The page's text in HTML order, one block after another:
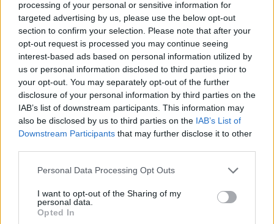
processing of your personal or sensitive information for
targeted advertising by us, please use the below opt-out
section to confirm your selection. Please note that after your
opt-out request is processed you may continue seeing
interest-based ads based on personal information utilized by
us or personal information disclosed to third parties prior to
your opt-out. You may separately opt-out of the further
disclosure of your personal information by third parties on the
IAB’s list of downstream participants. This information may
also be disclosed by us to third parties on the IAB’s List of
Downstream Participants that may further disclose it to other
Personal Data Processing Opt Outs
I want to opt-out of the Sharing of my
personal data.
Opted In
a gyorsjelentési szezon.
A második negyedéves gyorsjelentési szezont a gazdasági
növekedés fenntarthatóságával kapcsolatos félelmek
lengik körül, így azt lehet tapasztalni, hogy az elmúlt
negyedév eredményei helyett inkább a menedzsment
kommentárok mozgatják az árfolyamokat. Az egy
részvényre jutó eredmény szintjén az amerikai vállalatok
eddig nem okoztak csalódást, az S&P 500 indexben
szereplő...
A keresett cikk a portfolio.hu hírarchívumához
tartozik, melynek olvasása előfizetéses